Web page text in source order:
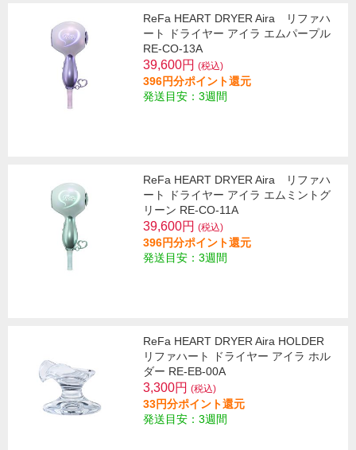
ReFa HEART DRYER Aira リファハ
ート ドライヤー アイラ エムパープル
RE-CO-13A
39,600円 (税込)
396円分ポイント還元
発送目安：3週間
ReFa HEART DRYER Aira リファハ
ート ドライヤー アイラ エムミントグ
リーン RE-CO-11A
39,600円 (税込)
396円分ポイント還元
発送目安：3週間
ReFa HEART DRYER Aira HOLDER
リファハート ドライヤー アイラ ホル
ダー RE-EB-00A
3,300円 (税込)
33円分ポイント還元
発送目安：3週間